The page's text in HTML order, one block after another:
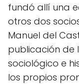
fundó allí una
otros dos
Manuel del
publicación de
sociológico e
los propios